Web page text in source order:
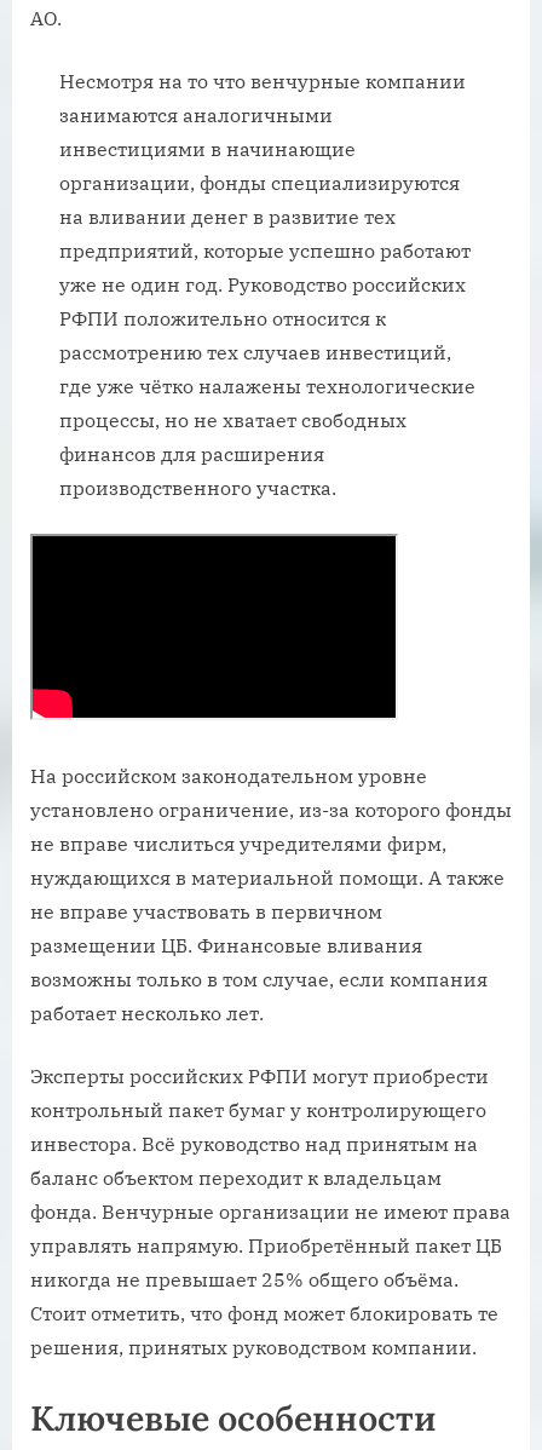
АО.
Несмотря на то что венчурные компании
занимаются аналогичными
инвестициями в начинающие
организации, фонды специализируются
на вливании денег в развитие тех
предприятий, которые успешно работают
уже не один год. Руководство российских
РФПИ положительно относится к
рассмотрению тех случаев инвестиций,
где уже чётко налажены технологические
процессы, но не хватает свободных
финансов для расширения
производственного участка.
На российском законодательном уровне
установлено ограничение, из-за которого фонды
не вправе числиться учредителями фирм,
нуждающихся в материальной помощи. А также
не вправе участвовать в первичном
размещении ЦБ. Финансовые вливания
возможны только в том случае, если компания
работает несколько лет.
Эксперты российских РФПИ могут приобрести
контрольный пакет бумаг у контролирующего
инвестора. Всё руководство над принятым на
баланс объектом переходит к владельцам
фонда. Венчурные организации не имеют права
управлять напрямую. Приобретённый пакет ЦБ
никогда не превышает 25% общего объёма.
Стоит отметить, что фонд может блокировать те
решения, принятых руководством компании.
Ключевые особенности